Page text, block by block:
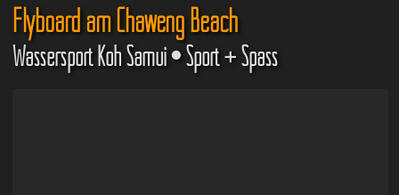
Flyboard am Chaweng Beach
Wassersport Koh Samui • Sport + Spass